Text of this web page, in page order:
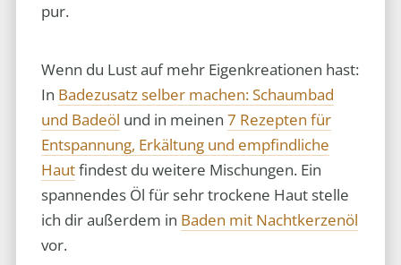
pur.
Wenn du Lust auf mehr Eigenkreationen hast:
In Badezusatz selber machen: Schaumbad
und Badeöl und in meinen 7 Rezepten für
Entspannung, Erkältung und empfindliche
Hautfindest du weitere Mischungen. Ein
spannendes Öl für sehr trockene Haut stelle
ich dir außerdem in Baden mit Nachtkerzenöl
vor.